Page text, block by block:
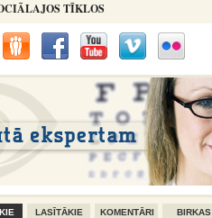
TĪKLOS
LASĪTĀKIE KOMENTĀRI BIRKAS